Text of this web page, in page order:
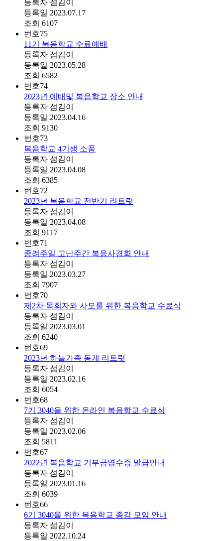
등록자 섬김이
등록일 2023.07.17
조회 6107
번호75
11기 복음학교 수료예배
등록자 섬김이
등록일 2023.05.28
조회 6582
번호74
2023년 예배및 복음학교 장소 안내
등록자 섬김이
등록일 2023.04.16
조회 9130
번호73
복음학교 4기생 소풍
등록자 섬김이
등록일 2023.04.08
조회 6385
번호72
2023년 복음학교 전반기 리트릿
등록자 섬김이
등록일 2023.04.08
조회 9117
번호71
종려주일 고난주간 복음사경회 안내
등록자 섬김이
등록일 2023.03.27
조회 7907
번호70
제2차 목회자와 사모를 위한 복음학교 수료식
등록자 섬김이
등록일 2023.03.01
조회 6240
번호69
2023년 하늘가족 동계 리트릿
등록자 섬김이
등록일 2023.02.16
조회 6054
번호68
7기 3040을 위한 온라인 복음학교 수료식
등록자 섬김이
등록일 2023.02.06
조회 5811
번호67
2022년 복음학교 기부금영수증 발급안내
등록자 섬김이
등록일 2023.01.16
조회 6039
번호66
6기 3040을 위한 복음학교 종강 모임 안내
등록자 섬김이
등록일 2022.10.24